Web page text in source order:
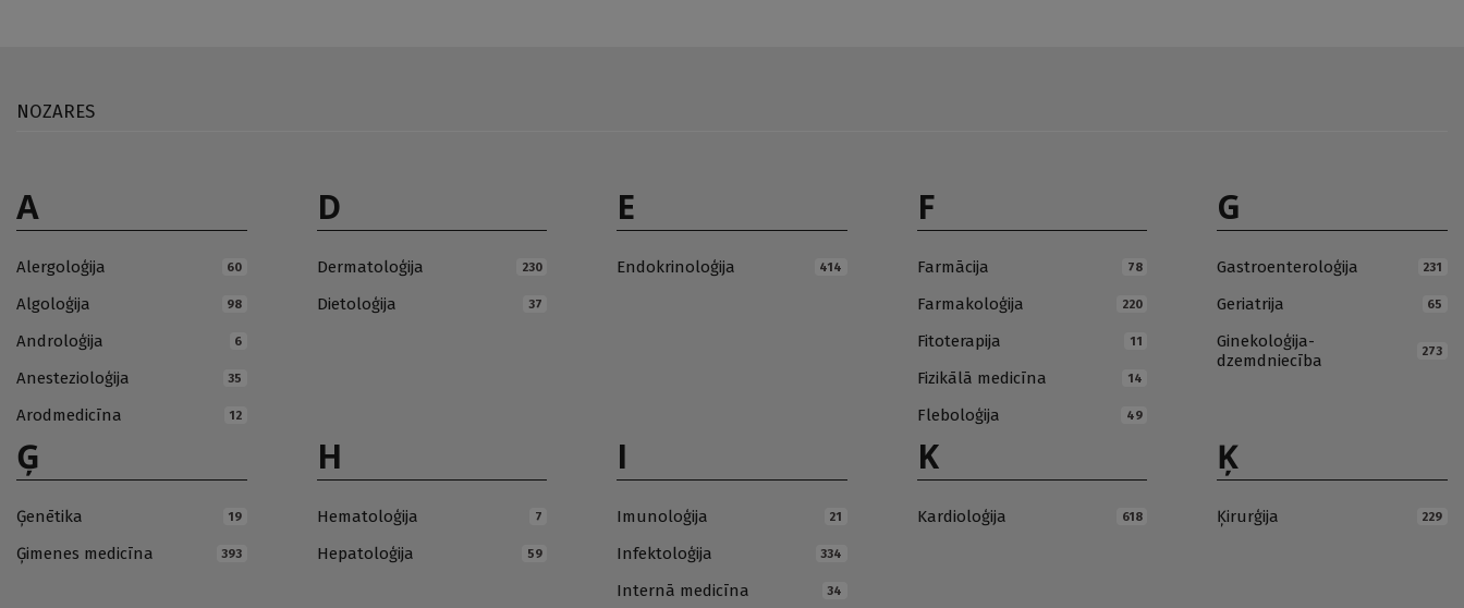
NOZARES
A
Alergoloģija 60
Algoloģija 98
Androloģija 6
Anestezioloģija 35
Arodmedicīna 12
D
Dermatoloģija 230
Dietoloģija 37
E
Endokrinoloģija 414
F
Farmācija 78
Farmakoloģija 220
Fitoterapija 11
Fizikālā medicīna 14
Fleboloģija 49
G
Gastroenteroloģija 231
Geriatrija 65
Ginekoloģija-
dzemdniecība
273
Ģ
Ģenētika 19
Ģimenes medicīna 393
H
Hematoloģija 7
Hepatoloģija 59
I
Imunoloģija 21
Infektoloģija 334
Internā medicīna 34
K
Kardioloģija 618
Ķ
Ķirurģija 229